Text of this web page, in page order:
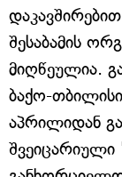
შესაბამის
მიღწეულია.
ბაქო-
აპრილიდან